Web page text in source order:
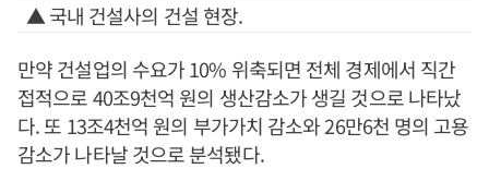
▲ 국내 건설사의 건설 현장.
만약 건설업의 수요가 10% 위축되면 전체 경제에서 직간
접적으로 40조9천억 원의 생산감소가 생길 것으로 나타났
다. 또 13조4천억 원의 부가가치 감소와 26만6천 명의 고용
감소가 나타날 것으로 분석됐다.